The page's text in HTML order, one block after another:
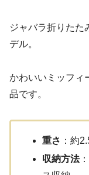
ジャバラ折りたた
デル。
かわいいミッフィ
品です。
重さ ：約
収納方法